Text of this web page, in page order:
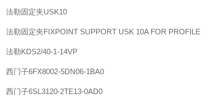
法勒固定夹USK10
法勒固定夹FIXPOINT SUPPORT USK 10A FOR PROFILE
法勒KDS2/40-1-14VP
西门子6FX8002-5DN06-1BA0
西门子6SL3120-2TE13-0AD0